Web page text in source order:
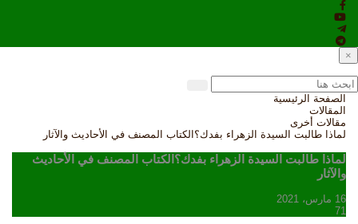
×
الصفحة الرئيسية
المقالات
مقالات أخرى
لماذا طالبت السيدة الزهراء بفدك؟الكتاب المصنف في الأحاديث والآثار
لماذا طالبت السيدة الزهراء بفدك؟الكتاب المصنف في الأحاديث
والآثار
16 مارس، 2021
71